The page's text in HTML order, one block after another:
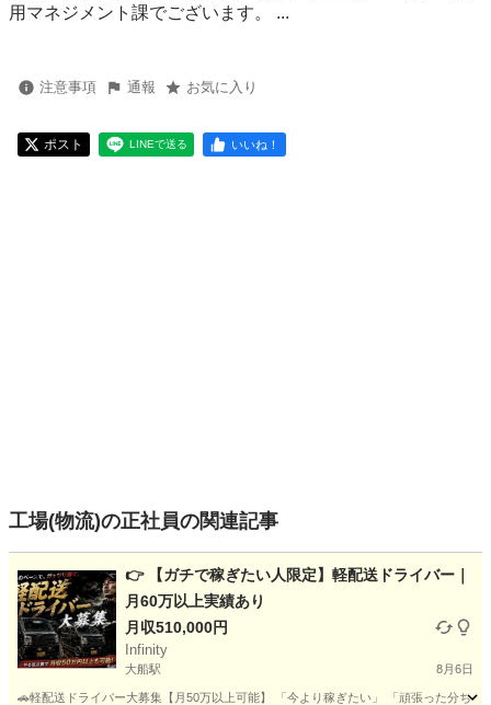
用マネジメント課でございます。 ...
注意事項 通報 お気に入り
ポスト LINEで送る いいね！
工場(物流)の正社員の関連記事
👉 【ガチで稼ぎたい人限定】軽配送ドライバー｜
月60万以上実績あり
月収510,000円
Infinity
大船駅 8月6日
🚗軽配送ドライバー大募集【月50万以上可能】 「今より稼ぎたい」 「頑張った分